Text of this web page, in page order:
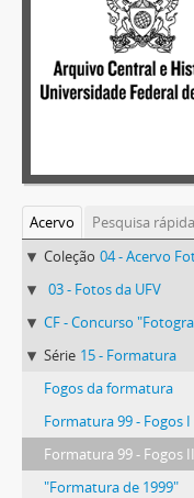
Acervo
Pesquisa rápida
Coleção 04 - Acervo
03 - Fotos da UFV
CF - Concurso
Série 15 - Formatura
Fogos da formatura
Formatura 99 - Fogos I
Formatura 99 - Fogos II
"Formatura de 1999"